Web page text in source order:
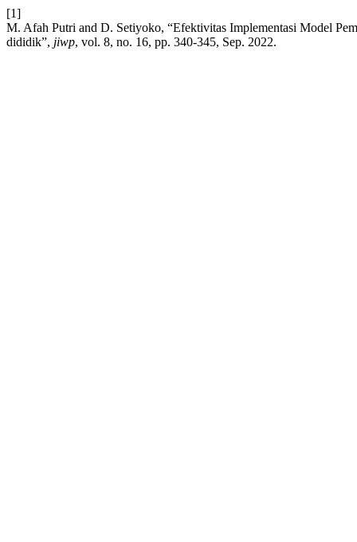
[1]
M. Afah Putri and D. Setiyoko, “Efektivitas Implementasi Model
dididik”, jiwp, vol. 8, no. 16, pp. 340-345, Sep. 2022.